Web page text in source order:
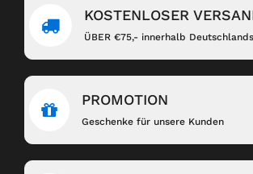
KOSTENLOSER
ÜBER €75,- innerhalb Deutschlands
PROMOTION
Geschenke für unsere Kunden